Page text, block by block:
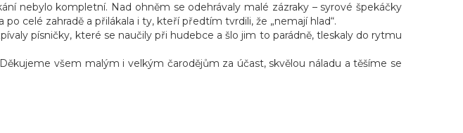
nebylo kompletní. Nad ohněm se odehrávaly malé zázraky – syrové špekáčky
celé zahradě a přilákala i ty, kteří předtím tvrdili, že „nemají hlad“.
písničky, které se naučily při hudebce a šlo jim to parádně, tleskaly do rytmu
všem malým i velkým čarodějům za účast, skvělou náladu a těšíme se